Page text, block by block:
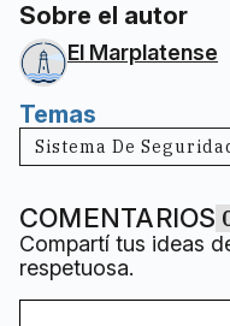
Sobre el autor
El Marplatense
Temas
Sistema De
COMENTARIOS
Compartí tus ideas
respetuosa.